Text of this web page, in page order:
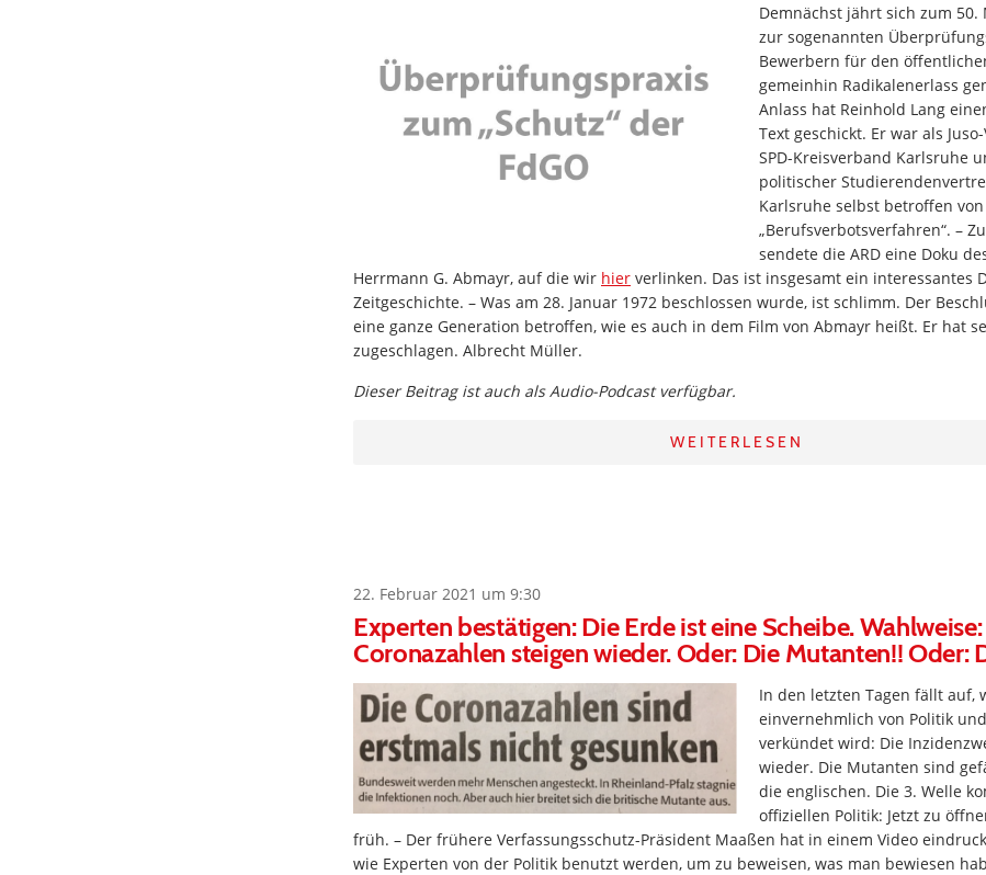
Demnächst jährt sich zum 50.
zur sogenannten
Bewerbern für den
gemeinhin Radikalenerlass
Anlass hat Reinhold Lang
Text geschickt. Er war als
SPD-Kreisverband Karlsruhe
politischer
Karlsruhe selbst betroffen
„Berufsverbotsverfahren“. –
sendete die ARD eine Doku
Herrmann G. Abmayr, auf die wir hier verlinken. Das ist insgesamt ein interessantes
Zeitgeschichte. – Was am 28. Januar 1972 beschlossen wurde, ist schlimm. Der
eine ganze Generation betroffen, wie es auch in dem Film von Abmayr heißt. Er hat
zugeschlagen. Albrecht Müller.
Dieser Beitrag ist auch als Audio-Podcast verfügbar.
WEITERLESEN
22. Februar 2021 um 9:30
Experten bestätigen: Die Erde ist eine Scheibe.
Coronazahlen steigen wieder. Oder: Die Mutanten!! Oder:
In den letzten Tagen fällt auf,
einvernehmlich von Politik
verkündet wird: Die
wieder. Die Mutanten sind
die englischen. Die 3. Welle
offiziellen Politik: Jetzt zu
früh. – Der frühere Verfassungsschutz-Präsident Maaßen hat in einem Video
wie Experten von der Politik benutzt werden, um zu beweisen, was man bewiesen